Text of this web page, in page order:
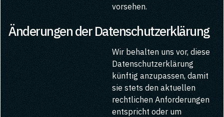
vorsehen.
Änderungen der Datenschutzerklärung
Wir behalten uns vor, diese
Datenschutzerklärung
künftig anzupassen, damit
sie stets den aktuellen
rechtlichen Anforderungen
entspricht oder um